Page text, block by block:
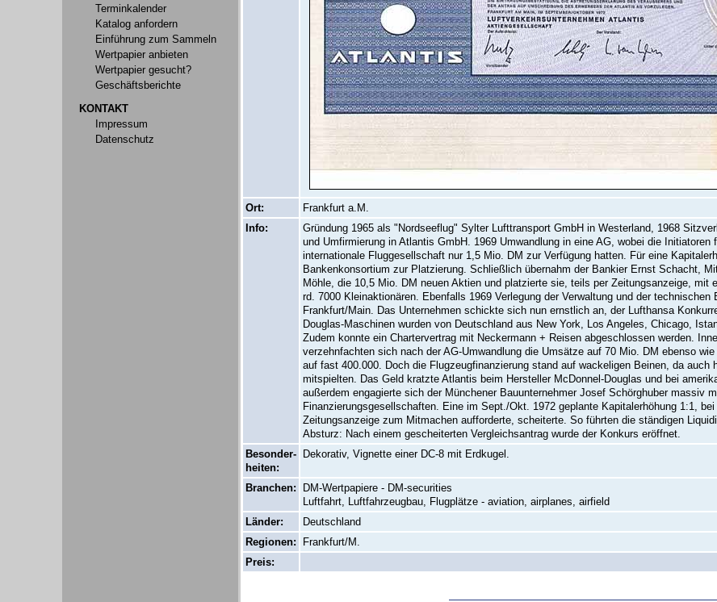
Terminkalender
Katalog anfordern
Einführung zum Sammeln
Wertpapier anbieten
Wertpapier gesucht?
Geschäftsberichte
KONTAKT
Impressum
Datenschutz
Ort:
Frankfurt a.M.
Info:
Gründung 1965 als "Nordseeflug" Sylter Lufttransport GmbH in Westerland, 1968
und Umfirmierung in Atlantis GmbH. 1969 Umwandlung in eine AG, wobei die Initiatoren
internationale Fluggesellschaft nur 1,5 Mio. DM zur Verfügung hatten. Für eine
Bankenkonsortium zur Platzierung. Schließlich übernahm der Bankier Ernst Schacht,
Möhle, die 10,5 Mio. DM neuen Aktien und platzierte sie, teils per Zeitungsanzeige, mit
rd. 7000 Kleinaktionären. Ebenfalls 1969 Verlegung der Verwaltung und der
Frankfurt/Main. Das Unternehmen schickte sich nun ernstlich an, der Lufthansa
Douglas-Maschinen wurden von Deutschland aus New York, Los Angeles, Chicago,
Zudem konnte ein Chartervertrag mit Neckermann + Reisen abgeschlossen werden.
verzehnfachten sich nach der AG-Umwandlung die Umsätze auf 70 Mio. DM ebenso
auf fast 400.000. Doch die Flugzeugfinanzierung stand auf wackeligen Beinen, da auch
mitspielten. Das Geld kratzte Atlantis beim Hersteller McDonnel-Douglas und bei
außerdem engagierte sich der Münchener Bauunternehmer Josef Schörghuber massiv
Finanzierungsgesellschaften. Eine im Sept./Okt. 1972 geplante Kapitalerhöhung 1:1,
Zeitungsanzeige zum Mitmachen aufforderte, scheiterte. So führten die ständigen
Absturz: Nach einem gescheiterten Vergleichsantrag wurde der Konkurs eröffnet.
Besonder-
heiten:
Dekorativ, Vignette einer DC-8 mit Erdkugel.
Branchen:
DM-Wertpapiere - DM-securities
Luftfahrt, Luftfahrzeugbau, Flugplätze - aviation, airplanes, airfield
Länder:
Deutschland
Regionen:
Frankfurt/M.
Preis: